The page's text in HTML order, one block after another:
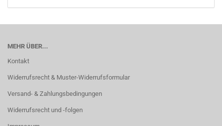
MEHR ÜBER...
Kontakt
Widerrufsrecht & Muster-Widerrufsformular
Versand- & Zahlungsbedingungen
Widerrufsrecht und -folgen